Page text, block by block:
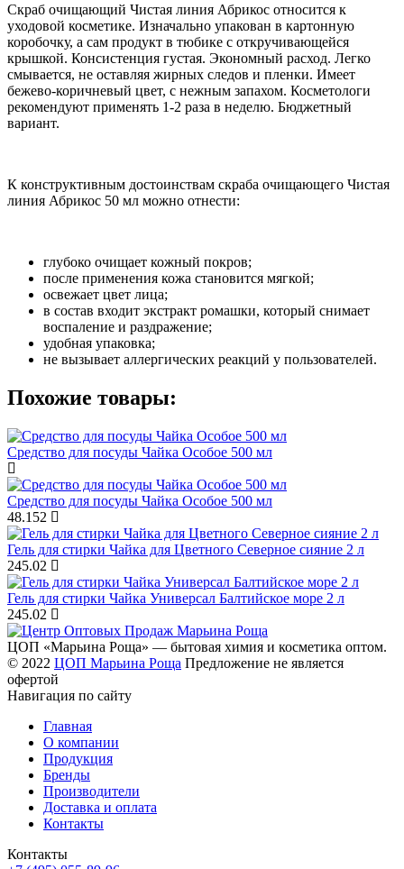
Скраб очищающий Чистая линия Абрикос относится к
уходовой косметике. Изначально упакован в картонную
коробочку, а сам продукт в тюбике с откручивающейся
крышкой. Консистенция густая. Экономный расход. Легко
смывается, не оставляя жирных следов и пленки. Имеет
бежево-коричневый цвет, с нежным запахом. Косметологи
рекомендуют применять 1-2 раза в неделю. Бюджетный
вариант.
К конструктивным достоинствам скраба очищающего Чистая
линия Абрикос 50 мл можно отнести:
глубоко очищает кожный покров;
после применения кожа становится мягкой;
освежает цвет лица;
в состав входит экстракт ромашки, который снимает
воспаление и раздражение;
удобная упаковка;
не вызывает аллергических реакций у пользователей.
Похожие товары:
Средство для посуды Чайка Особое 500 мл
Средство для посуды Чайка Особое 500 мл
48.152
Гель для стирки Чайка для Цветного Северное сияние 2 л
245.02
Гель для стирки Чайка Универсал Балтийское море 2 л
245.02
ЦОП «Марьина Роща» — бытовая химия и косметика оптом.
© 2022 ЦОП Марьина Роща Предложение не является
офертой
Навигация по сайту
Главная
О компании
Продукция
Бренды
Производители
Доставка и оплата
Контакты
Контакты